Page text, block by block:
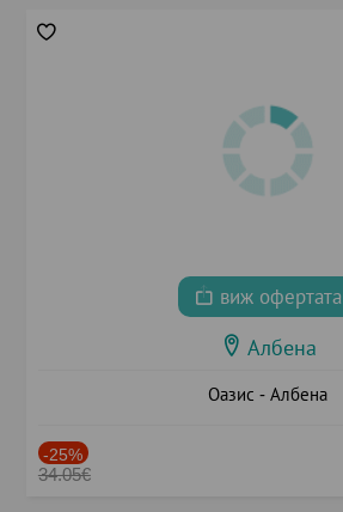
виж офертата
Албена
Оазис - Албена
-25%
34.05€